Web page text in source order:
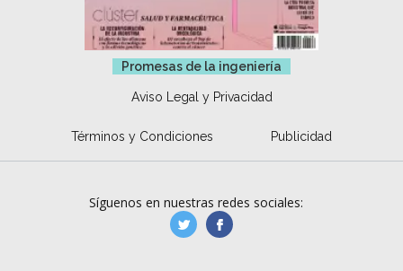
Promesas de la ingeniería
Aviso Legal y Privacidad
Términos y Condiciones Publicidad
Síguenos en nuestras redes sociales:
manufacturaGE